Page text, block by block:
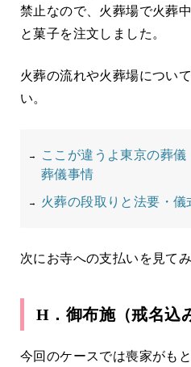
禁止なので、火葬場で火葬
と菓子を注文しました。
火葬の流れや火葬場につい
い。
ここが違うよ東京の葬
葬儀事情
火葬の段取りと法要・儀
次にお寺への支払いを見てみ
H．御布施（戒名込
今回のケースでは喪家がも